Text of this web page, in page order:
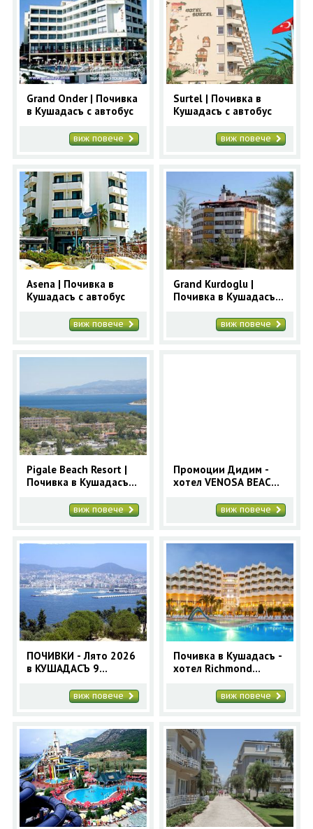
Grand Onder | Почивка
в Кушадасъ с автобус
виж повече
Surtel | Почивка в
Кушадасъ с автобус
виж повече
Asena | Почивка в
Кушадасъ с автобус
виж повече
Grand Kurdoglu |
Почивка в Кушадасъ с
виж повече
Pigale Beach Resort |
Почивка в Кушадасъ с
виж повече
Промоции Дидим -
хотел VENOSA BEACH
виж повече
ПОЧИВКИ - Лято 2026
в КУШАДАСЪ 9
автобусна програма
виж повече
Почивка в Кушадасъ -
хотел Richmond
записваниявиж повече